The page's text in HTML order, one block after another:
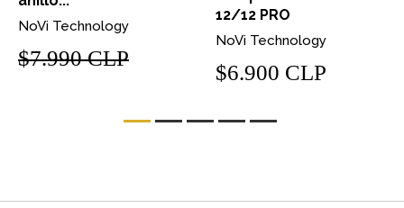
NoVi Technology
$7.990 CLP
12/12 PRO
NoVi Technology
$6.900 CLP